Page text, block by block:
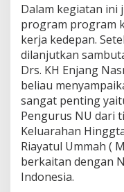
Dalam kegiatan ini
program program
kerja kedepan.
dilanjutkan
Drs. KH Enjang
beliau
sangat penting
Pengurus NU dari
Keluarahan
Riayatul Ummah (
berkaitan dengan
Indonesia.